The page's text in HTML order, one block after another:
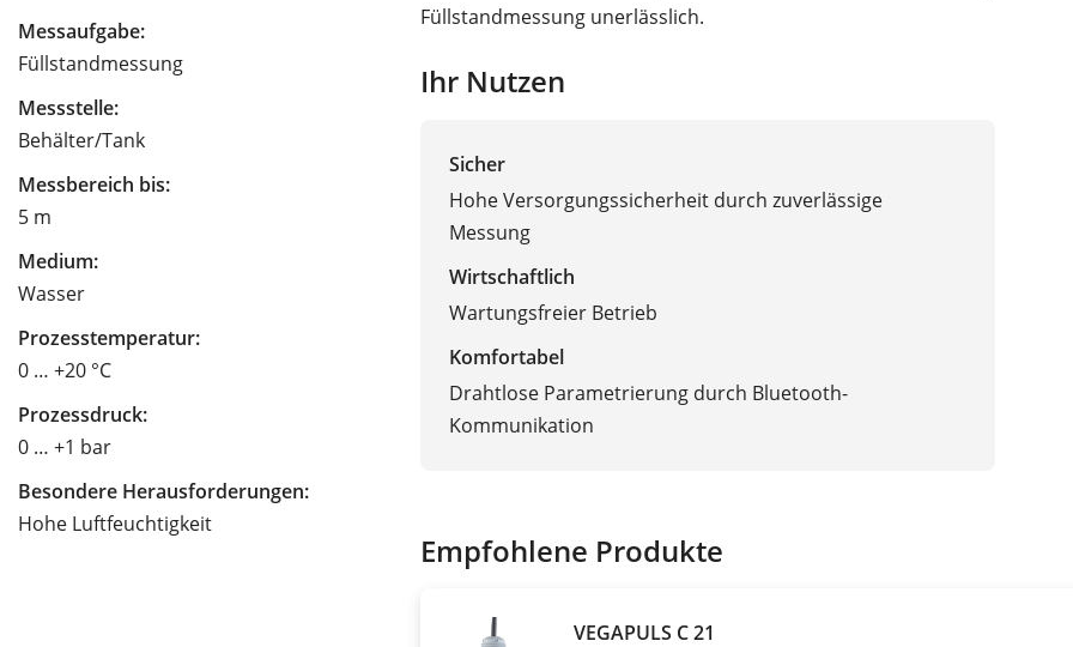
Messaufgabe:
Füllstandmessung
Messstelle:
Behälter/Tank
Messbereich bis:
5 m
Medium:
Wasser
Prozesstemperatur:
0 … +20 °C
Prozessdruck:
0 … +1 bar
Besondere Herausforderungen:
Hohe Luftfeuchtigkeit
Füllstandmessung unerlässlich.
Ihr Nutzen
Sicher
Hohe Versorgungssicherheit durch zuverlässige
Messung
Wirtschaftlich
Wartungsfreier Betrieb
Komfortabel
Drahtlose Parametrierung durch Bluetooth-
Kommunikation
Empfohlene Produkte
VEGAPULS C 21